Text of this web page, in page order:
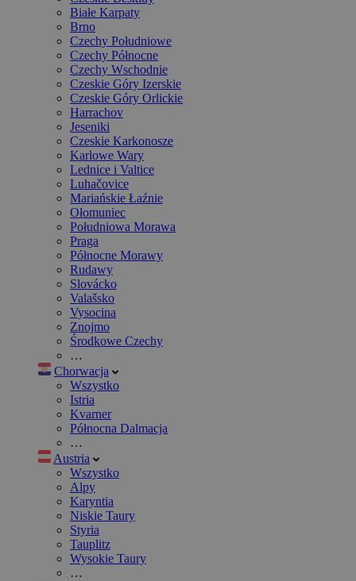
Białe Karpaty
Brno
Czechy Południowe
Czechy Północne
Czechy Wschodnie
Czeskie Góry Izerskie
Czeskie Góry Orlickie
Harrachov
Jeseniki
Czeskie Karkonosze
Karlowe Wary
Lednice i Valtice
Luhačovice
Mariańskie Łaźnie
Ołomuniec
Południowa Morawa
Praga
Północne Morawy
Rudawy
Slovácko
Valašsko
Vysocina
Znojmo
Środkowe Czechy
…
Chorwacja
Wszystko
Istria
Kvarner
Północna Dalmacja
…
Austria
Wszystko
Alpy
Karyntia
Niskie Taury
Styria
Tauplitz
Wysokie Taury
…